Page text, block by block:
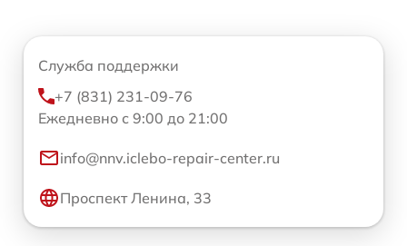
Служба поддержки
+7 (831) 231-09-76
Ежедневно с 9:00 до 21:00
info@nnv.iclebo-repair-center.ru
Проспект Ленина, 33